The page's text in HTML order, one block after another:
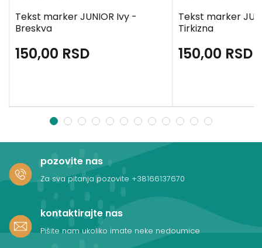
Tekst marker JUNIOR Ivy -
Breskva
150,00 RSD
Tekst marker
Tirkizna
150,00 RSD
1 2 3 4 5 6 7 8 9 10 11 12
pozovite nas
Za sva pitanja pozovite +38166137670
kontaktirajte nas
Pišite nam ukoliko imate neke nedoumice